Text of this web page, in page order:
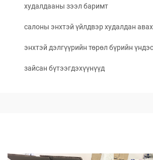
худалдааны зээл баримт
салоны энхтэй үйлдвэр худалдан авах
энхтэй дэлгүүрийн төрөл бүрийн үндэс
зайсан бүтээгдэхүүнүүд